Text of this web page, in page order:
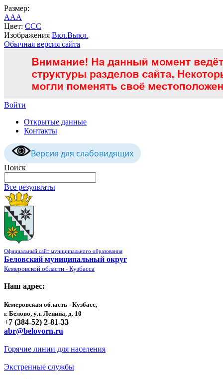
Размер:
AAA
Цвет: CCC
Изображения Вкл.Выкл.
Обычная версия сайта
Войти
Открытые данные
Контакты
Версия для слабовидящих
Поиск
Все результаты
Официальный сайт муниципального образования
Беловский муниципальный округ
Кемеровской области - Кузбасса
Наш адрес:
Кемеровская область - Кузбасс,
г. Белово, ул. Ленина, д. 10
+7 (384-52) 2-81-33
abr@belovorn.ru
Горячие линии для населения
Экстренные службы